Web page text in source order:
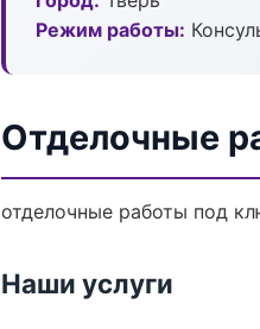
Режим работы:
Отделочные
отделочные работы под
Наши услуги